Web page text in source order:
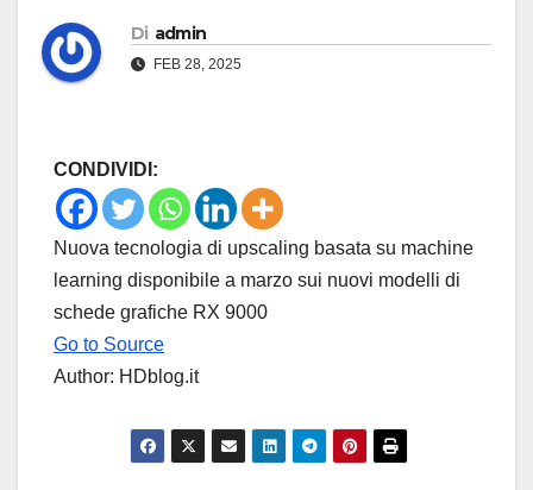
Di admin
FEB 28, 2025
CONDIVIDI:
Nuova tecnologia di upscaling basata su machine
learning disponibile a marzo sui nuovi modelli di
schede grafiche RX 9000
Go to Source
Author: HDblog.it